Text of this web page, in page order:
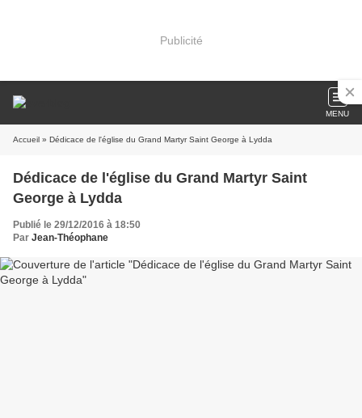
Publicité
MENU
Accueil » Dédicace de l'église du Grand Martyr Saint George à Lydda
Dédicace de l'église du Grand Martyr Saint
George à Lydda
Publié le 29/12/2016 à 18:50
Par Jean-Théophane